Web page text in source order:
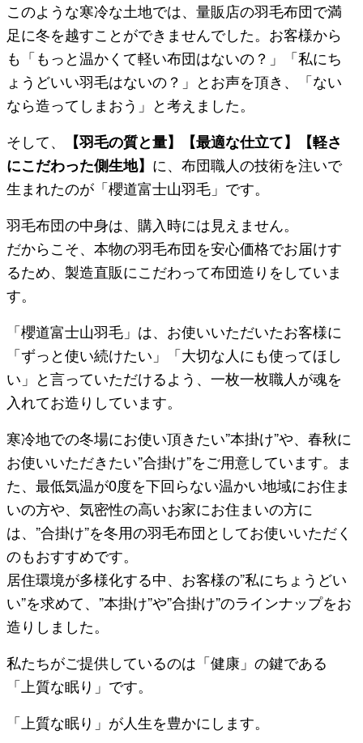
このような寒冷な土地では、量販店の羽毛布団で満
足に冬を越すことができませんでした。お客様から
も「もっと温かくて軽い布団はないの？」「私にち
ょうどいい羽毛はないの？」とお声を頂き、「ない
なら造ってしまおう」と考えました。
そして、
【羽毛の質と量】【最適な仕立て】【軽さ
にこだわった側生地】 に、布団職人の技術を注いで
生まれたのが「櫻道富士山羽毛」です。
羽毛布団の中身は、購入時には見えません。
だからこそ、本物の羽毛布団を安心価格でお届けす
るため、製造直販にこだわって布団造りをしていま
す。
「櫻道富士山羽毛」は、お使いいただいたお客様に
「ずっと使い続けたい」「大切な人にも使ってほし
い」と言っていただけるよう、一枚一枚職人が魂を
入れてお造りしています。
寒冷地での冬場にお使い頂きたい”本掛け”や、春秋に
お使いいただきたい”合掛け”をご用意しています。ま
た、最低気温が0度を下回らない温かい地域にお住ま
いの方や、気密性の高いお家にお住まいの方に
は、”合掛け”を冬用の羽毛布団としてお使いいただく
のもおすすめです。
居住環境が多様化する中、お客様の”私にちょうどい
い”を求めて、”本掛け”や”合掛け”のラインナップをお
造りしました。
私たちがご提供しているのは「健康」の鍵である
「上質な眠り」です。
「上質な眠り」が人生を豊かにします。